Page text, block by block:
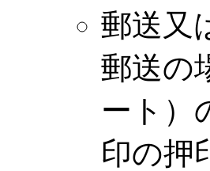
郵送又
郵送の
ート）
印の押